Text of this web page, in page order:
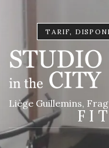
TARIF,
Liège Guillemins,